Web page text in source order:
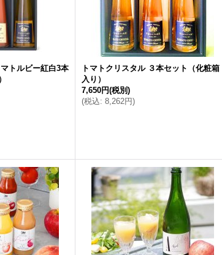
トルビー紅白3本
トマトクリスタル ３本セット（化粧箱
入り）
7,650円(税別)
(税込: 8,262円)